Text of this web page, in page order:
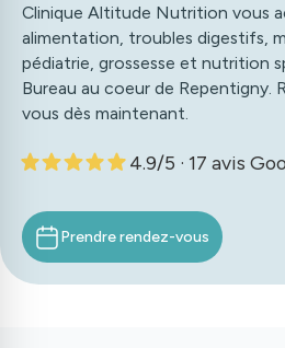
Clinique Altitude Nutrition vous
alimentation, troubles digestifs,
pédiatrie, grossesse et nutrition
Bureau au coeur de Repentigny.
vous dès maintenant.
4.9/5 · 17 avis
Prendre rendez-vous